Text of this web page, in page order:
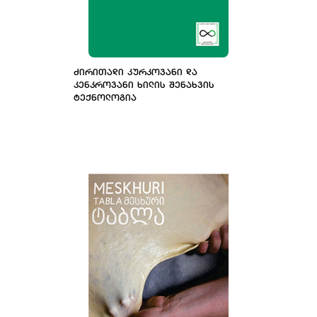
ᲫᲘᲠᲘᲗᲐᲓᲘ ᲙᲣᲠᲙᲝᲕᲐᲜᲘ ᲓᲐ
ᲙᲔᲜᲙᲠᲝᲕᲐᲜᲘ ᲮᲘᲚᲘᲡ ᲨᲔᲜᲐᲮᲕᲘᲡ
ᲢᲔᲥᲜᲝᲚᲝᲒᲘᲐ